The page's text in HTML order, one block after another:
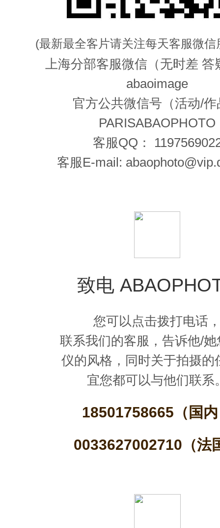
(最新最全客片请关注每天客服微信
上海分部客服微信（无时差 答
abaoimage
官方公共微信号（活动/作
PARISABAOPHOTO
客服QQ：
客服E-mail:
致电
您可以点击拨打电话
联系我们的客服，告诉他/她
仪的风格，同时关于拍摄的
宜您都可以与他们联系
18501758665（国
0033627002710（法